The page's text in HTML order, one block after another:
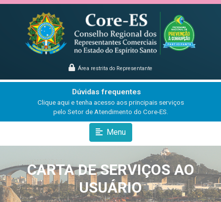
Área restrita do Representante
Dúvidas frequentes
Clique aqui e tenha acesso aos principais serviços
pelo Setor de Atendimento do Core-ES.
Menu
CARTA DE SERVIÇOS AO
USUÁRIO